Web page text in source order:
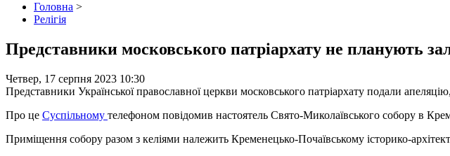
Головна >
Релігія
Представники московського патріархату не планують
Четвер, 17 серпня 2023 10:30
Представники Української православної церкви московського патріархату подали
Про це Суспільному телефоном повідомив настоятель Свято-Миколаївського собору в
Приміщення собору разом з келіями належить Кременецько-Почаївському історико-